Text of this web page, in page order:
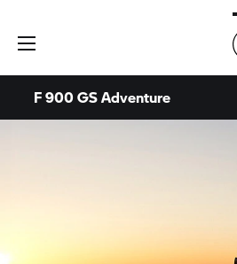
F 900 GS Adventure